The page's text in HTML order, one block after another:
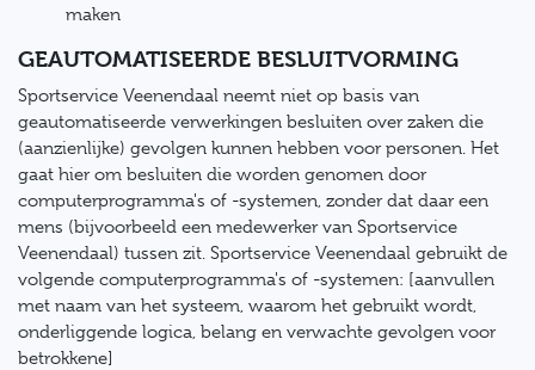
maken
GEAUTOMATISEERDE BESLUITVORMING
Sportservice Veenendaal neemt niet op basis van
geautomatiseerde verwerkingen besluiten over zaken die
(aanzienlijke) gevolgen kunnen hebben voor personen. Het
gaat hier om besluiten die worden genomen door
computerprogramma's of -systemen, zonder dat daar een
mens (bijvoorbeeld een medewerker van Sportservice
Veenendaal) tussen zit. Sportservice Veenendaal gebruikt de
volgende computerprogramma's of -systemen: [aanvullen
met naam van het systeem, waarom het gebruikt wordt,
onderliggende logica, belang en verwachte gevolgen voor
betrokkene]